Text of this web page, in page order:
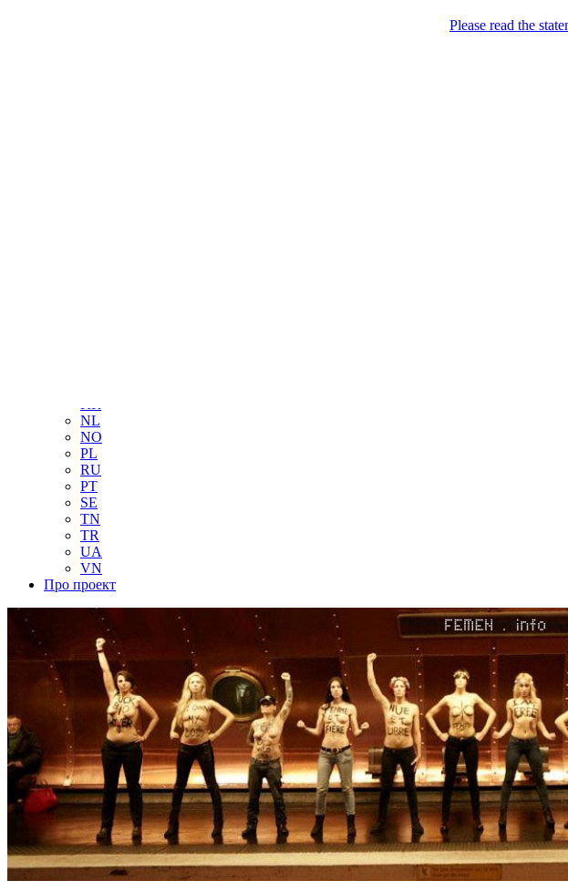
KR
NL
NO
PL
RU
PT
SE
TN
TR
UA
VN
Про проект
Please read the